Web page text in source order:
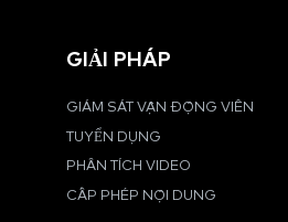
GIẢI PHÁP
GIÁM SÁT VẬN ĐỘNG VIÊN
TUYỂN DỤNG
PHÂN TÍCH VIDEO
CẤP PHÉP NỘI DUNG